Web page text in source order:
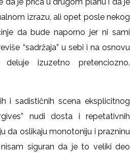
izrazu, ali opet posle nekog
da bude naporno jer ni sami
“sadržaja” u sebi i na osnovu
izuzetno pretenciozno.
i sadističnih scena eksplicitnog
nudi dosta i repetativnih
da oslikaju monotoniju i prazninu
siguran da je to veliki deo